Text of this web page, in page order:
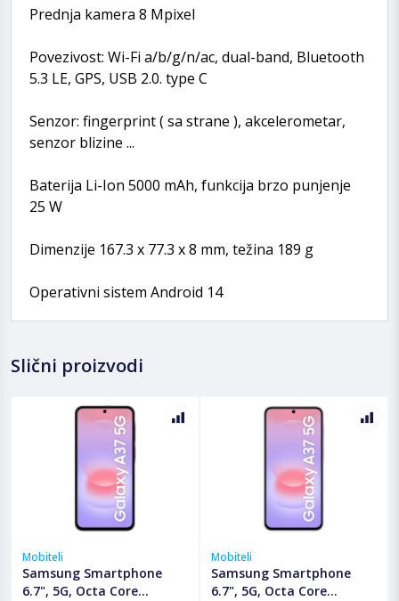
Prednja kamera 8 Mpixel
Povezivost: Wi-Fi a/b/g/n/ac, dual-band, Bluetooth
5.3 LE, GPS, USB 2.0. type C
Senzor: fingerprint ( sa strane ), akcelerometar,
senzor blizine ...
Baterija Li-Ion 5000 mAh, funkcija brzo punjenje
25 W
Dimenzije 167.3 x 77.3 x 8 mm, težina 189 g
Operativni sistem Android 14
Slični proizvodi
Mobiteli
Samsung Smartphone
6.7", 5G, Octa Core
Mobiteli
Samsung Smartphone
6.7", 5G, Octa Core